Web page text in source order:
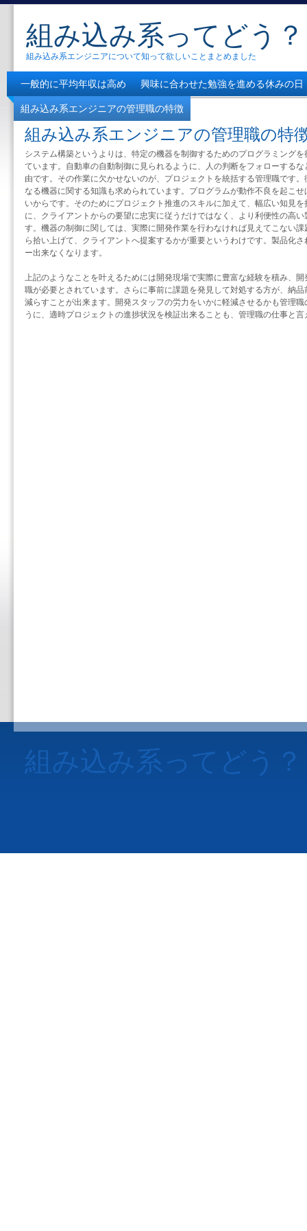
組み込み系ってどう？
組み込み系エンジニアについて知って欲しいことまとめました
一般的に平均年収は高め 興味に合わせた勉強を進める休みの日
組み込み系エンジニアの管理職の特徴
組み込み系エンジニアの管理職の特
システム構築というよりは、特定の機器を制御するためのプログラミング
ています。自動車の自動制御に見られるように、人の判断をフォローする
由です。その作業に欠かせないのが、プロジェクトを統括する管理職です
なる機器に関する知識も求められています。プログラムが動作不良を起こ
いからです。そのためにプロジェクト推進のスキルに加えて、幅広い知見
に、クライアントからの要望に忠実に従うだけではなく、より利便性の高
す。機器の制御に関しては、実際に開発作業を行わなければ見えてこない
ら拾い上げて、クライアントへ提案するかが重要というわけです。製品化
ー出来なくなります。
上記のようなことを叶えるためには開発現場で実際に豊富な経験を積み、
職が必要とされています。さらに事前に課題を発見して対処する方が、納
減らすことが出来ます。開発スタッフの労力をいかに軽減させるかも管理
うに、適時プロジェクトの進捗状況を検証出来ることも、管理職の仕事と言
組み込み系ってどう？